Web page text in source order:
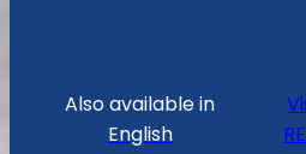
Also available in
English